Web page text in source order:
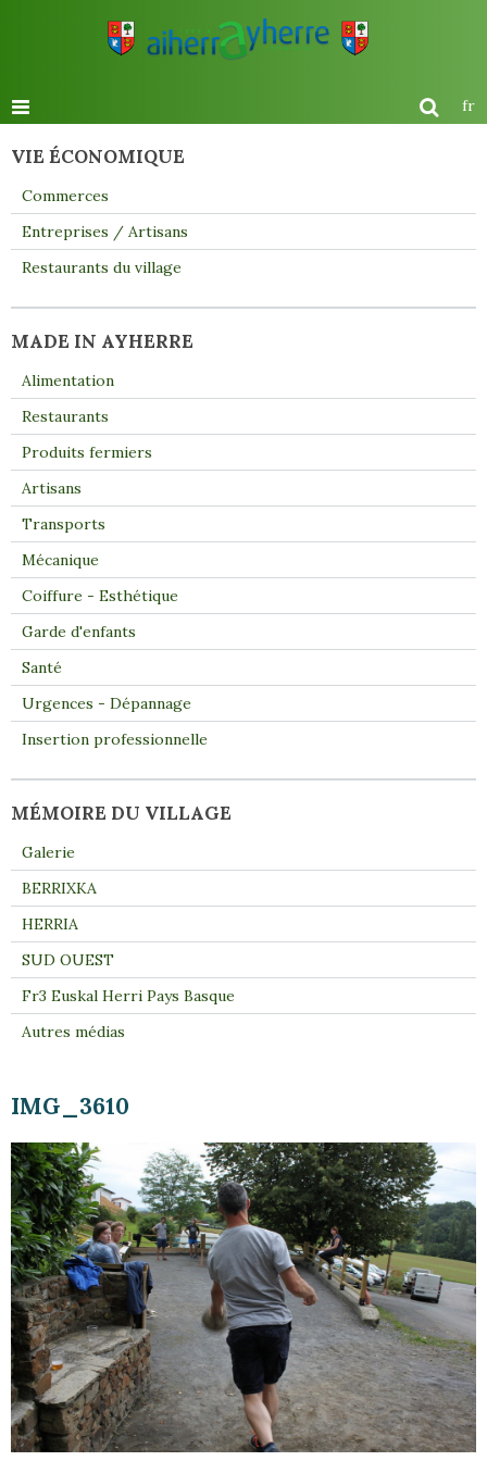
fr
IMG_3610
VIE ÉCONOMIQUE
Commerces
Entreprises / Artisans
Restaurants du village
MADE IN AYHERRE
Alimentation
Restaurants
Produits fermiers
Artisans
Transports
Mécanique
Coiffure - Esthétique
Garde d'enfants
Santé
Urgences - Dépannage
Insertion professionnelle
MÉMOIRE DU VILLAGE
Galerie
BERRIXKA
HERRIA
SUD OUEST
Fr3 Euskal Herri Pays Basque
Autres médias